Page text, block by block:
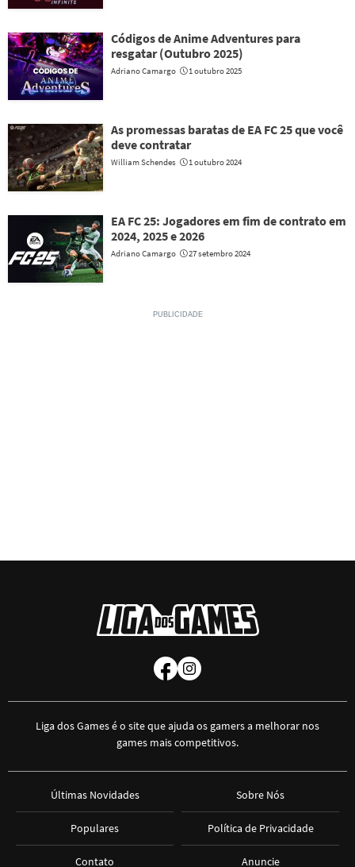
Códigos de Anime Adventures para
resgatar (Outubro 2025)
Adriano Camargo 1 outubro 2025
As promessas baratas de EA FC 25 que você
deve contratar
William Schendes 1 outubro 2024
EA FC 25: Jogadores em fim de contrato em
2024, 2025 e 2026
Adriano Camargo 27 setembro 2024
Liga dos Games é o site que ajuda os gamers a melhorar nos
games mais competitivos.
Últimas Novidades
Populares
Contato
Sobre Nós
Política de Privacidade
Anuncie